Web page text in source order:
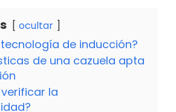
ocultar
de inducción?
de una cazuela apta
la